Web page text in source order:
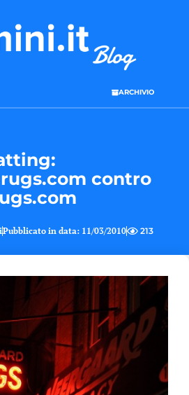
ARCHIVIO
contro
Pubblicato in data: 11/03/2010 213